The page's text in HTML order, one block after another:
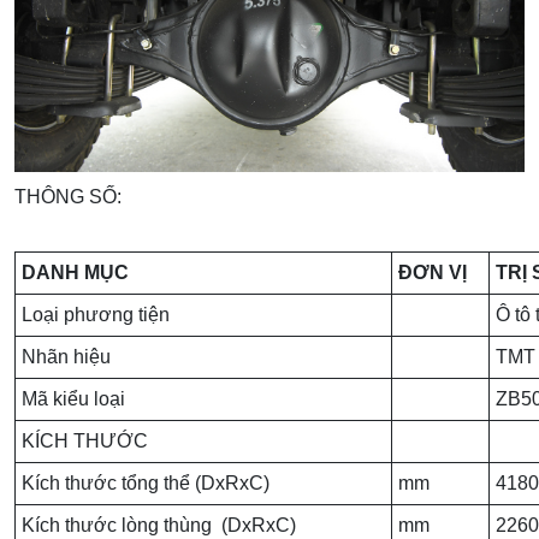
THÔNG SỐ:
DANH MỤC ĐƠN VỊ TRỊ
Loại phương tiện Ô tô
Nhãn hiệu TMT
Mã kiểu loại
KÍCH THƯỚC
Kích thước tổng thể (DxRxC) mm
Kích thước lòng thùng (DxRxC) mm